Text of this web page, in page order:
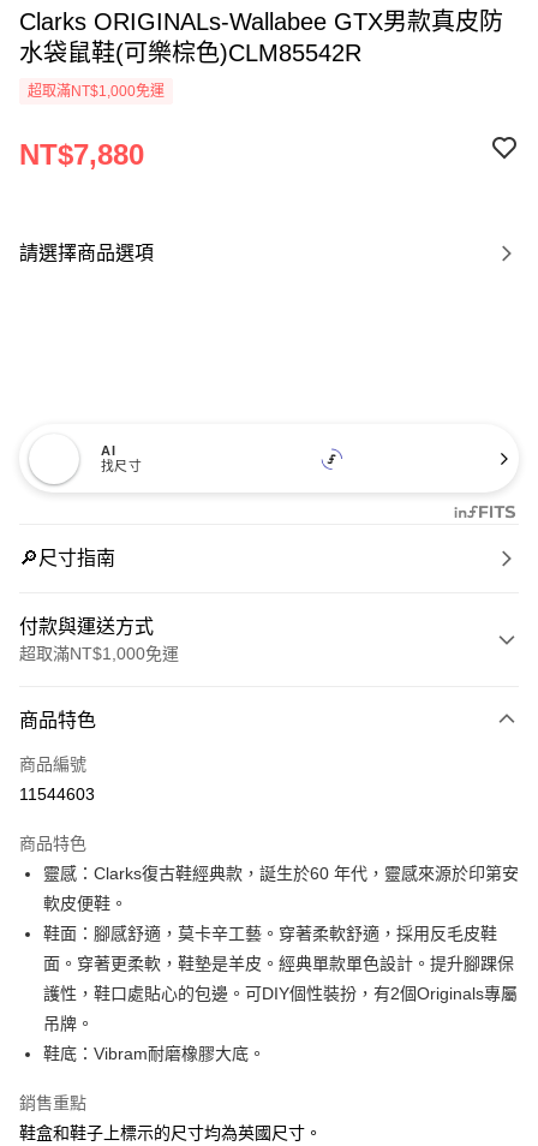
Clarks ORIGINALs-Wallabee GTX男款真皮防
水袋鼠鞋(可樂棕色)CLM85542R
超取滿NT$1,000免運
NT$7,880
請選擇商品選項
AI
找尺寸
🔎尺寸指南
付款與運送方式
超取滿NT$1,000免運
信用卡一次付款
信用卡分期付款
合作金庫商業銀行
華南商業銀行
彰化商業銀行
上海商業儲蓄銀行
國泰世華商業銀行
兆豐國際商業銀行
臺灣中小企業銀行
台中商業銀行
匯豐（台灣）商業銀行
華泰商業銀行
聯邦商業銀行
遠東國際商業銀行
元大商業銀行
玉山商業銀行
台灣樂天信用卡公司
LINE Pay
街口支付
AFTEE先享後付
相關說明
AFTEE先享後付是「在收到商品之後才付款」的支付方式。 讓您購物簡單
便利好安心！
２．便利：只要手機號碼，簡訊認證，即可結帳。
３．安心：先確認商品／服務後，再付款。
ATM付款
付款後全家取貨
商品特色
商品編號
11544603
商品特色
靈感：Clarks復古鞋經典款，誕生於60 年代，靈感來源於印第安
軟皮便鞋。
鞋面：腳感舒適，莫卡辛工藝。穿著柔軟舒適，採用反毛皮鞋
面。穿著更柔軟，鞋墊是羊皮。經典單款單色設計。提升腳踝保
護性，鞋口處貼心的包邊。可DIY個性裝扮，有2個Originals專屬
吊牌。
鞋底：Vibram耐磨橡膠大底。
銷售重點
鞋盒和鞋子上標示的尺寸均為英國尺寸。